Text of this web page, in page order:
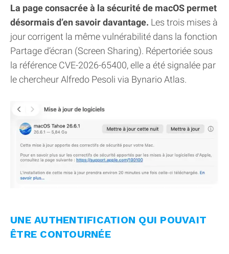
La page consacrée à la sécurité de macOS permet
désormais d’en savoir davantage. Les trois mises à
jour corrigent la même vulnérabilité dans la fonction
Partage d’écran (Screen Sharing). Répertoriée sous
la référence CVE-2026-65400, elle a été signalée par
le chercheur Alfredo Pesoli via Bynario Atlas.
UNE AUTHENTIFICATION QUI POUVAIT
ÊTRE CONTOURNÉE